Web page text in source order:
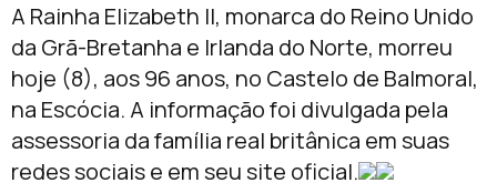
A Rainha Elizabeth II, monarca do Reino Unido
da Grã-Bretanha e Irlanda do Norte, morreu
hoje (8), aos 96 anos, no Castelo de Balmoral,
na Escócia. A informação foi divulgada pela
assessoria da família real britânica em suas
redes sociais e em seu site oficial.